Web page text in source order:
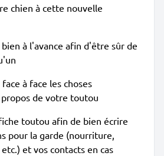
chien à cette nouvelle
à l'avance afin d'être sûr de
à face les choses
de votre toutou
toutou afin de bien écrire
pour la garde (nourriture,
et vos contacts en cas